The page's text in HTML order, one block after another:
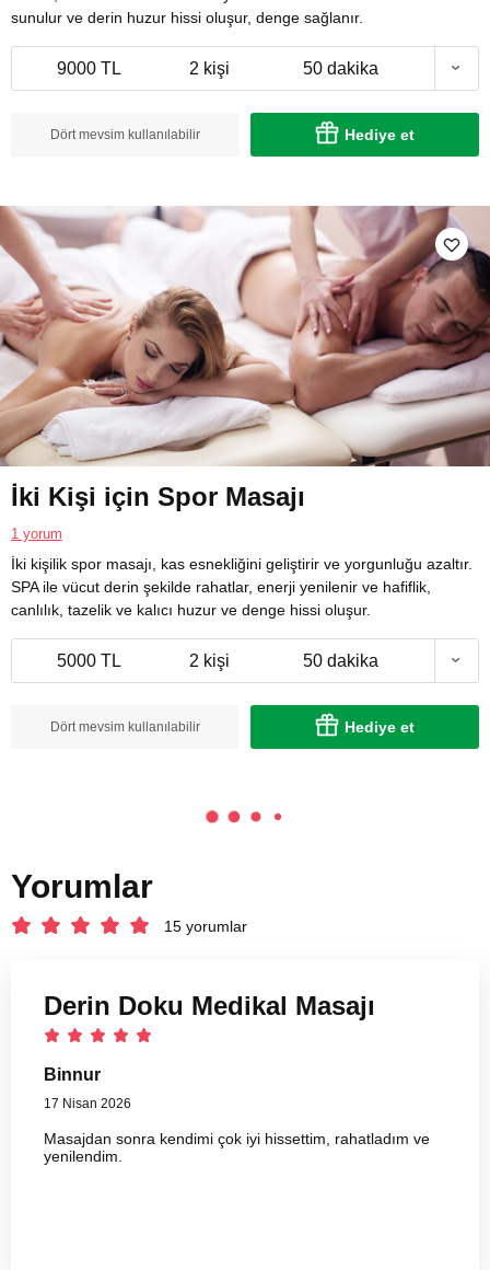
sunulur ve derin huzur hissi oluşur, denge sağlanır.
9000 TL 2 kişi 50 dakika
Dört mevsim kullanılabilir Hediye et
İki Kişi için Spor Masajı
1 yorum
İki kişilik spor masajı, kas esnekliğini geliştirir ve yorgunluğu azaltır.
SPA ile vücut derin şekilde rahatlar, enerji yenilenir ve hafiflik,
canlılık, tazelik ve kalıcı huzur ve denge hissi oluşur.
5000 TL 2 kişi 50 dakika
Dört mevsim kullanılabilir Hediye et
Yorumlar
15 yorumlar
Derin Doku Medikal Masajı
Binnur
17 Nisan 2026
Masajdan sonra kendimi çok iyi hissettim, rahatladım ve
yenilendim.